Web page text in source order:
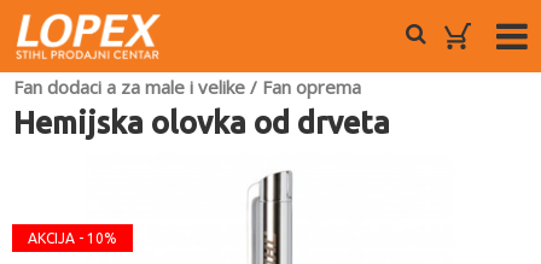
Fan dodaci a za male i velike / Fan oprema
Hemijska olovka od drveta
AKCIJA - 10%